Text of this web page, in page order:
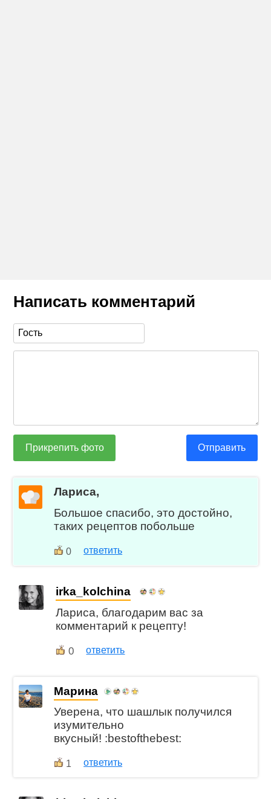
Написать комментарий
Прикрепить фото Отправить
Лариса,
Большое спасибо, это достойно,
таких рецептов побольше
0 ответить
irka_kolchina
Лариса, благодарим вас за
комментарий к рецепту!
0 ответить
Марина
Уверена, что шашлык получился
изумительно
вкусный! :bestofthebest:
1 ответить